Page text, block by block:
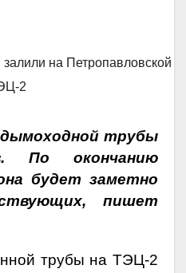
трубы
По окончанию
будет заметно
пишет
трубы на ТЭЦ-2